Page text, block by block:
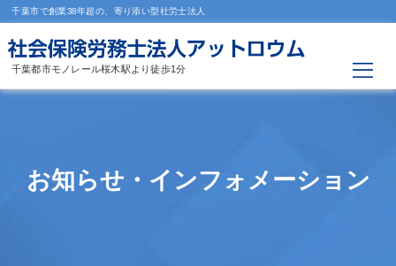
千葉市で創業38年超の、寄り添い型社労士法人
千葉都市モノレール桜木駅より徒歩1分
お知らせ・インフォメーション